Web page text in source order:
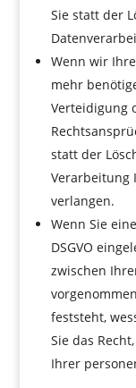
Sie statt der
Wenn wir
mehr
Verteidigung
statt der
Verarbeitung
verlangen.
Wenn Sie
DSGVO
zwischen
feststeht,
Sie das
Ihrer